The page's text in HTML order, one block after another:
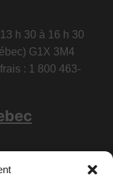
h 30 à 16 h 30
G1X 3M4
: 1 800 463-